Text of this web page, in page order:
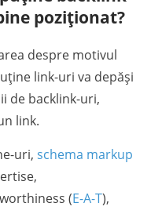
poziționat?
despre motivul
link-uri va depăși
de backlink-uri,
link.
uri, schema markup
(E-A-T),